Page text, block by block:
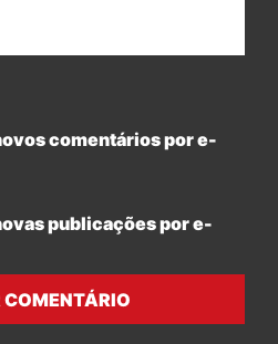
comentários por e-
publicações por e-